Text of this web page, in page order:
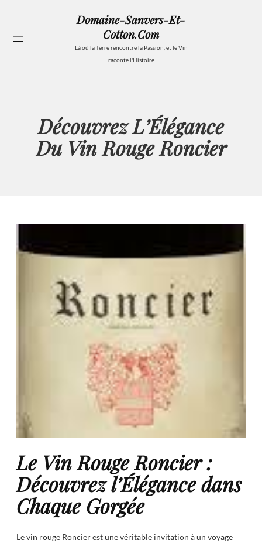
contenu
Domaine-Sanvers-Et-
Cotton.com
Là où la Terre rencontre la Passion, et le Vin
raconte l'Histoire
Découvrez L’Élégance
Du Vin Rouge Roncier
Le Vin Rouge Roncier :
Découvrez l’Élégance dans
Chaque Gorgée
Le vin rouge Roncier est une véritable invitation à un voyage